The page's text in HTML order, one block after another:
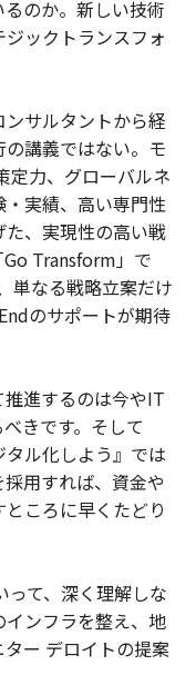
のか。新しい技術
ックトランスフォ
サルタントから経
講義ではない。モ
定力、グローバルネ
実績、高い専門性
、実現性の高い戦
Transform」で
単なる戦略立案だけ
のサポートが期待
推進するのは今やIT
きです。そして
タル化しよう』では
用すれば、資金や
ころに早くたどり
って、深く理解しな
ンフラを整え、地
ー デロイトの提案